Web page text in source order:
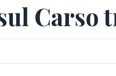
Carso